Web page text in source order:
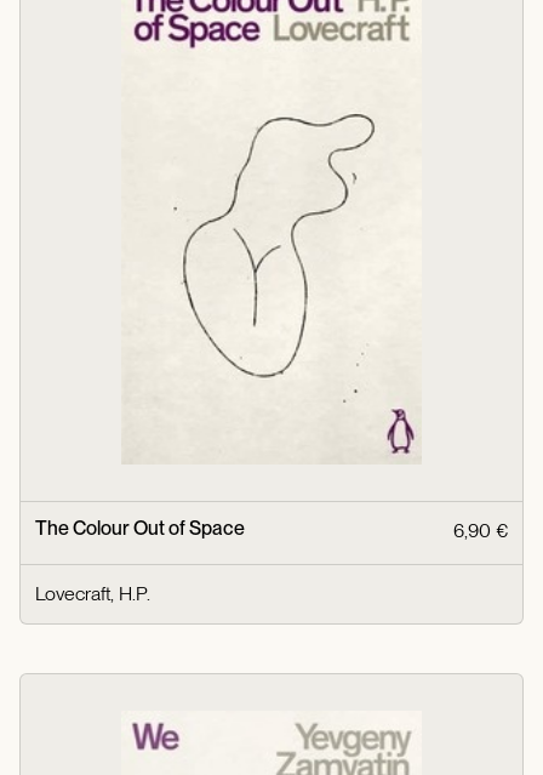
The Colour Out of Space 6,90 €
Lovecraft, H.P.